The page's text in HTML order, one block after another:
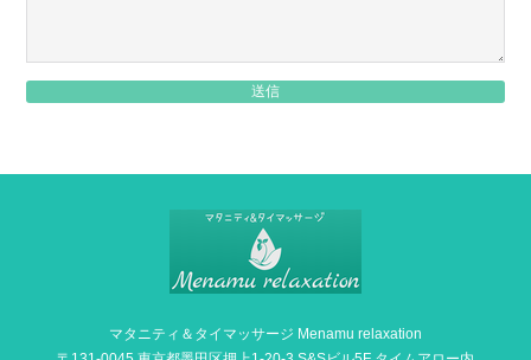
送信
マタニティ＆タイマッサージ Menamu relaxation